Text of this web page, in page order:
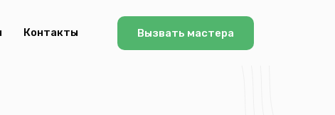
Контакты Вызвать мастера